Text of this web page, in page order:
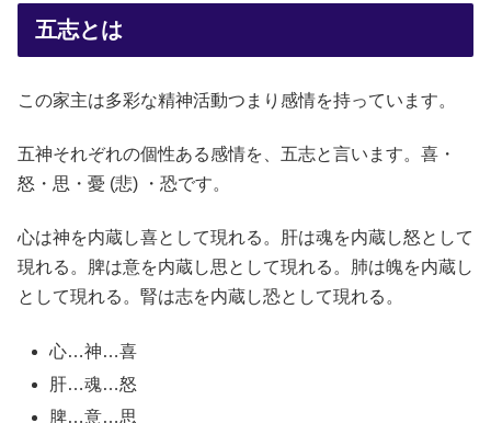
五志とは
この家主は多彩な精神活動つまり感情を持っています。
五神それぞれの個性ある感情を、五志と言います。喜・
怒・思・憂 (悲) ・恐です。
心は神を内蔵し喜として現れる。肝は魂を内蔵し怒として
現れる。脾は意を内蔵し思として現れる。肺は魄を内蔵し
として現れる。腎は志を内蔵し恐として現れる。
心…神…喜
肝…魂…怒
脾…意…思